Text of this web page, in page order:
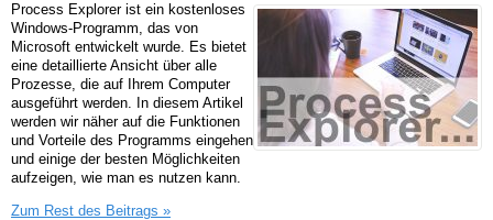
Process Explorer ist ein kostenloses
Windows-Programm, das von
Microsoft entwickelt wurde. Es bietet
eine detaillierte Ansicht über alle
Prozesse, die auf Ihrem Computer
ausgeführt werden. In diesem Artikel
werden wir näher auf die Funktionen
und Vorteile des Programms eingehen
und einige der besten Möglichkeiten
aufzeigen, wie man es nutzen kann.
Zum Rest des Beitrags »